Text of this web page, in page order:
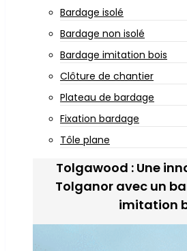
Bardage isolé
Bardage non isolé
Bardage imitation bois
Clôture de chantier
Plateau de bardage
Fixation bardage
Tôle plane
Tolgawood : Une
Tolganor avec un
imitation